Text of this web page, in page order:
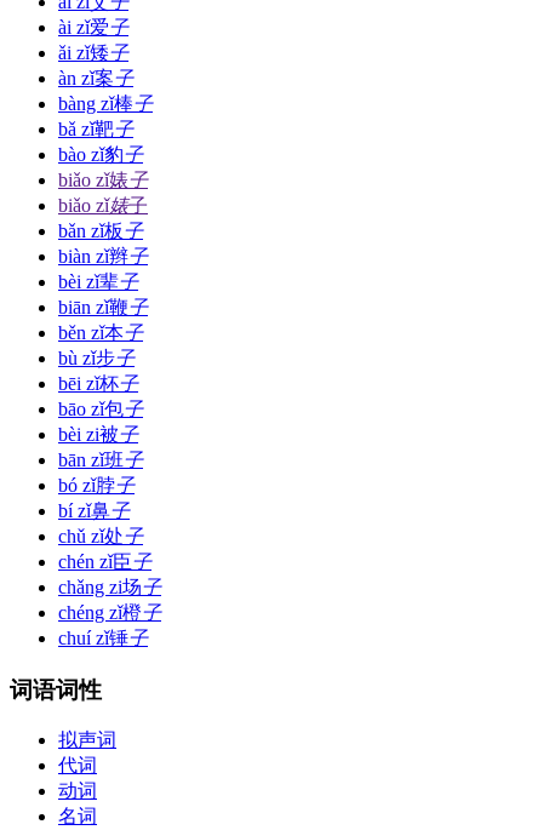
ài zǐ爱子
ǎi zǐ矮子
àn zǐ案子
bàng zǐ棒子
bǎ zǐ靶子
bào zǐ豹子
biǎo zǐ婊子
biǎo zǐ婊子
bǎn zǐ板子
biàn zǐ辫子
bèi zǐ辈子
biān zǐ鞭子
běn zǐ本子
bù zǐ步子
bēi zǐ杯子
bāo zǐ包子
bèi zi被子
bān zǐ班子
bó zǐ脖子
bí zǐ鼻子
chǔ zǐ处子
chén zǐ臣子
chǎng zi场子
chéng zǐ橙子
chuí zǐ锤子
词语词性
拟声词
代词
动词
名词